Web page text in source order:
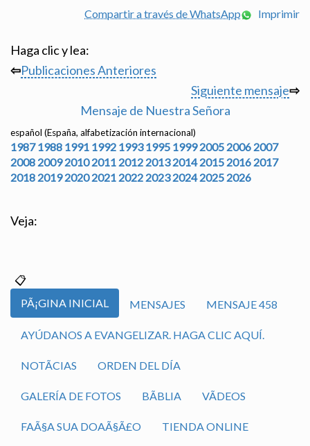
Compartir a través de WhatsApp
Imprimir
Haga clic y lea:
⇦Publicaciones Anteriores
Siguiente mensaje⇨
Mensaje de Nuestra Señora
español (España, alfabetización internacional)
1987 1988 1991 1992 1993 1995 1999 2005 2006 2007
2008 2009 2010 2011 2012 2013 2014 2015 2016 2017
2018 2019 2020 2021 2022 2023 2024 2025 2026
Veja:
PÃ¡GINA INICIAL MENSAJES MENSAJE 458
AYÚDANOS A EVANGELIZAR. HAGA CLIC AQUÍ.
NOTÃ­CIAS ORDEN DEL DÍA
GALERÍA DE FOTOS BÃ­BLIA VÃ­DEOS
FAÃ§A SUA DOAÃ§Ã£O TIENDA ONLINE